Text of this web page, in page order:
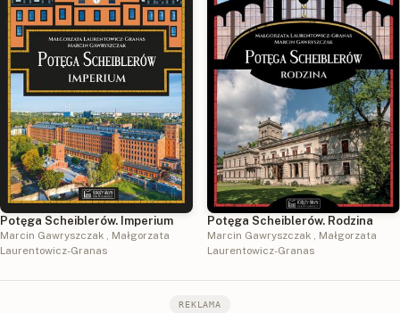
Potęga Scheiblerów. Imperium
Marcin Gawryszczak
Małgorzata
Laurentowicz-Granas
Potęga Scheiblerów. Rodzina
Marcin Gawryszczak , Małgorzata
Laurentowicz-Granas
REKLAMA